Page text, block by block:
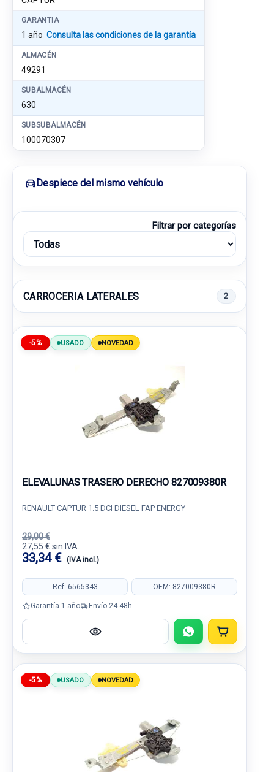
GARANTIA
1 año Consulta las condiciones de la garantía
ALMACÉN
49291
SUBALMACÉN
630
SUBSUBALMACÉN
100070307
Despiece del mismo vehículo
Filtrar por categorías
CARROCERIA LATERALES 2
-5% USADO NOVEDAD
ELEVALUNAS TRASERO DERECHO 827009380R
RENAULT CAPTUR 1.5 DCI DIESEL FAP ENERGY
29,00 €
27,55 € sin IVA.
33,34 € (IVA incl.)
Ref: 6565343 OEM: 827009380R
Garantía 1 año Envío 24-48h
-5% USADO NOVEDAD